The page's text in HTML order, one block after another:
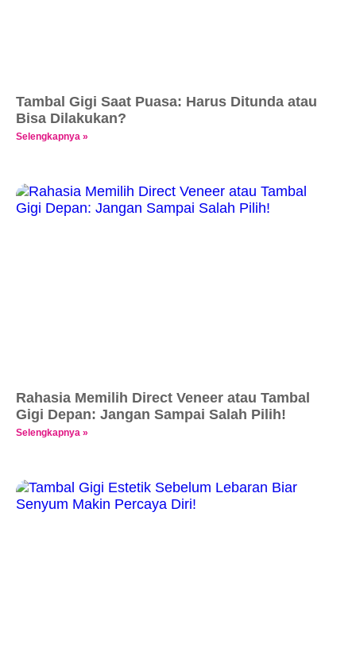
Tambal Gigi Saat Puasa: Harus Ditunda atau
Bisa Dilakukan?
Selengkapnya »
Rahasia Memilih Direct Veneer atau Tambal
Gigi Depan: Jangan Sampai Salah Pilih!
Selengkapnya »